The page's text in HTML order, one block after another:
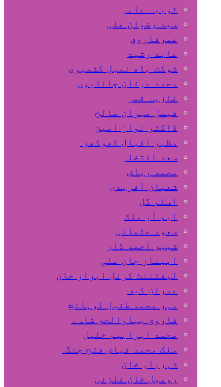
ثوبیہ عامر
سید رضوان علی
عمرفاروق
عابد رشید
شوکت بڈھ نمبل کشمیری
محمد عرفان چانڈیوں
غازیہ قمر
فیصل مہران صالح
ڈاکٹر نواز امین
مظہر اقبال کھوکھر
سعد افتخار
محمد ریاض
شعبان آفریدی
اسلم گل
ایم آر ملک
سعود عثمانی
شبیر احمد ڈار
آبیناز جان علی
لیفٹننٹ کرنل ابرار خان
عمران کیف
مہر محمد طفیل لوہانچ
فاروق بہاوالحق شاہ۔
محمد ابراہیم خلیل
ملک محمد فیاض فتح جنگ
شہریار خان
رومیل خان غلزئی